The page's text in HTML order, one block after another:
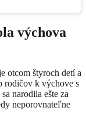
výchova
otcom štyroch detí a
rodičov k výchove s
narodila ešte za
neporovnateľne